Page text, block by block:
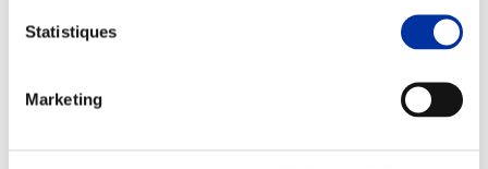
Statistiques
Marketing